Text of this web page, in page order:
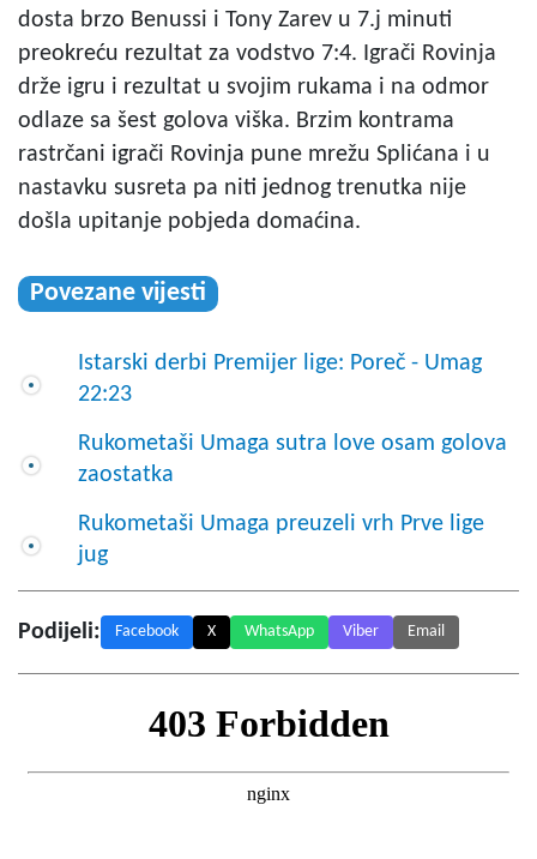
dosta brzo Benussi i Tony Zarev u 7.j minuti
preokreću rezultat za vodstvo 7:4. Igrači Rovinja
drže igru i rezultat u svojim rukama i na odmor
odlaze sa šest golova viška. Brzim kontrama
rastrčani igrači Rovinja pune mrežu Splićana i u
nastavku susreta pa niti jednog trenutka nije
došla upitanje pobjeda domaćina.
Povezane vijesti
Istarski derbi Premijer lige: Poreč - Umag
22:23
Rukometaši Umaga sutra love osam golova
zaostatka
Rukometaši Umaga preuzeli vrh Prve lige
jug
Podijeli: Facebook X WhatsApp Viber Email